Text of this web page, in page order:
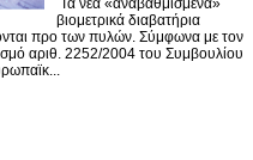
βιομετρικά διαβατήρια
προ των πυλών. Σύμφωνα με τον
αριθ. 2252/2004 του Συμβουλίου